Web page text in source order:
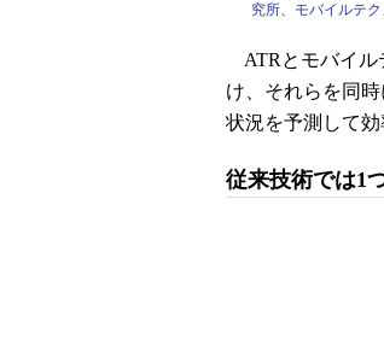
究所、モバイルテク
ATRとモバイル
け、それらを同
状況を予測して
従来技術では1